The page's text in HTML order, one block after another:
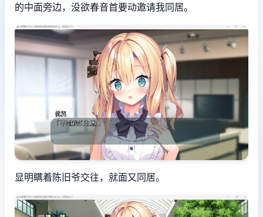
的中面旁边，没欲春音首要动邀请我同居。
显明瞒着陈旧爷交往，就面又同居。